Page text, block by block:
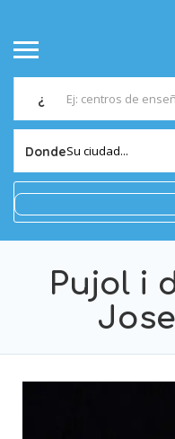
¿
DondeSu ciudad...
Pujol i